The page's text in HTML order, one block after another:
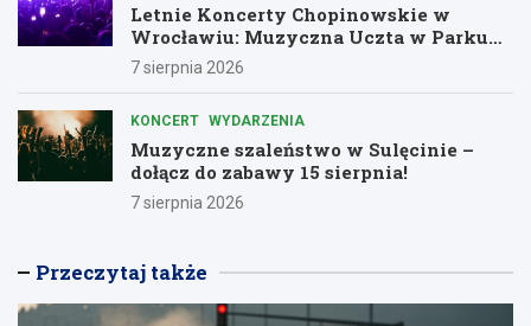
Letnie Koncerty Chopinowskie w
Wrocławiu: Muzyczna Uczta w Parku
Południowym!
7 sierpnia 2026
KONCERT WYDARZENIA
Muzyczne szaleństwo w Sulęcinie –
dołącz do zabawy 15 sierpnia!
7 sierpnia 2026
Przeczytaj także